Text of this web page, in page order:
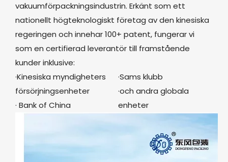
vakuumförpackningsindustrin. Erkänt som ett
nationellt högteknologiskt företag av den kinesiska
regeringen och innehar 100+ patent, fungerar vi
som en certifierad leverantör till framstående
kunder inklusive:
·Kinesiska myndigheters
försörjningsenheter
· Bank of China
·Sams klubb
·och andra globala
enheter